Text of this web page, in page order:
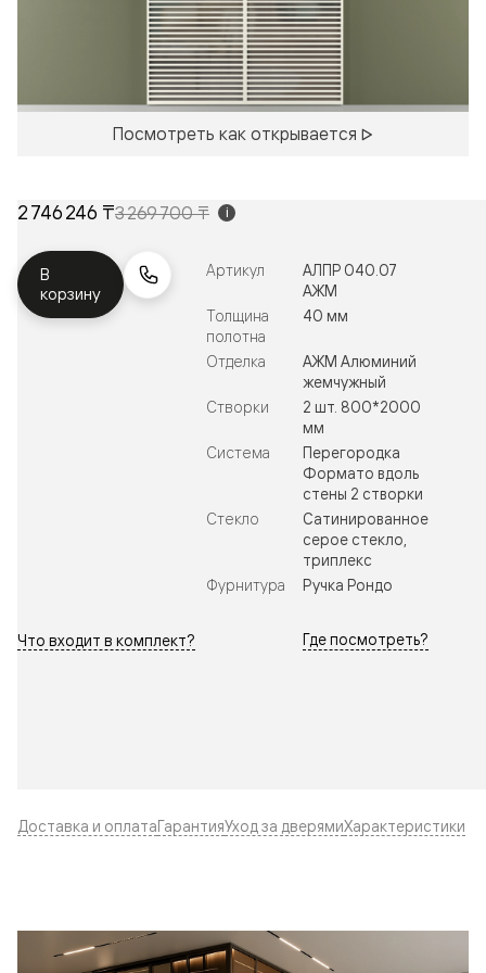
Посмотреть как открывается
2 746 246 ₸3 269 700 ₸ i
В
корзину
Артикул
АЛПР 040.07
АЖМ
Толщина
полотна
40 мм
Отделка
АЖМ Алюминий
жемчужный
Створки
2 шт. 800*2000
мм
Система
Перегородка
Формато вдоль
стены 2 створки
Стекло
Сатинированное
серое стекло,
триплекс
Фурнитура
Ручка Рондо
Что входит в комплект? Где посмотреть?
Доставка и оплатаГарантияУход за дверямиХарактеристики